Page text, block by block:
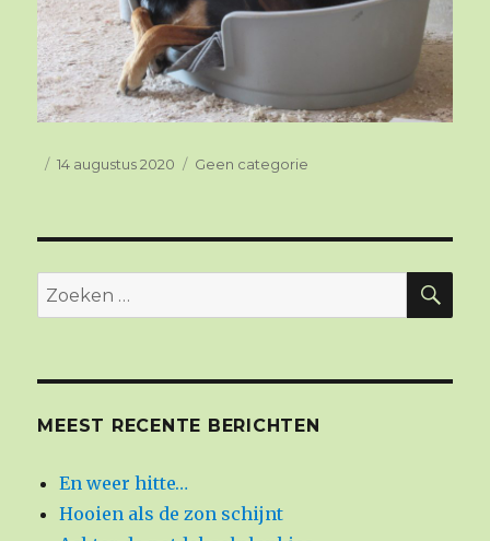
Geplaatst
14 augustus 2020 Categorieën
Geen categorie
Zoeken
naar:
MEEST RECENTE BERICHTEN
En weer hitte…
Hooien als de zon schijnt